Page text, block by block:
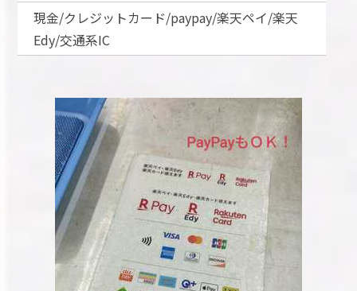
現金/クレジットカード/paypay/楽天ペイ/楽天
Edy/交通系IC